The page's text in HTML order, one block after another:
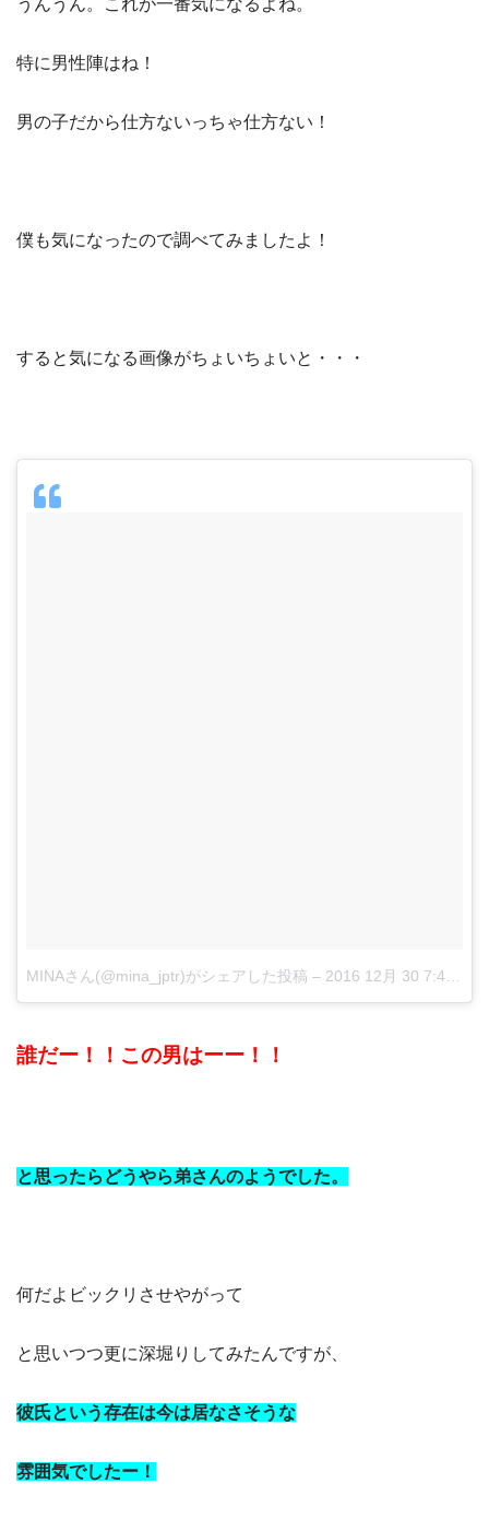
特に男性陣はね！
男の子だから仕方ないっちゃ仕方ない！
僕も気になったので調べてみましたよ！
すると気になる画像がちょいちょいと・・・
MINAさん(@mina_jptr)がシェアした投稿 – 2016 12月 30 7:41午前 PST
誰だー！！この男はーー！！
と思ったらどうやら弟さんのようでした。
何だよビックリさせやがって
と思いつつ更に深堀りしてみたんですが、
彼氏という存在は今は居なさそうな
雰囲気でしたー！